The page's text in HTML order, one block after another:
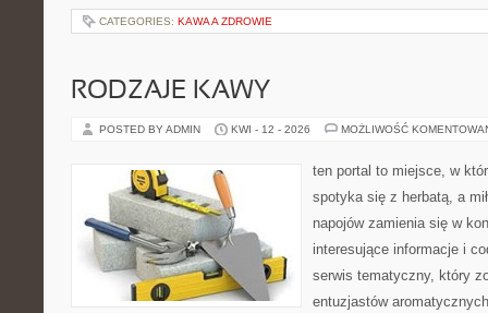
CATEGORIES: KAWA A ZDROWIE
RODZAJE KAWY
POSTED BY ADMIN KWI - 12 - 2026 MOŻLIWOŚĆ
ten portal to miejsce, w
spotyka się z herbatą, a
napojów zamienia się w
interesujące informacje i
serwis tematyczny, który
entuzjastów